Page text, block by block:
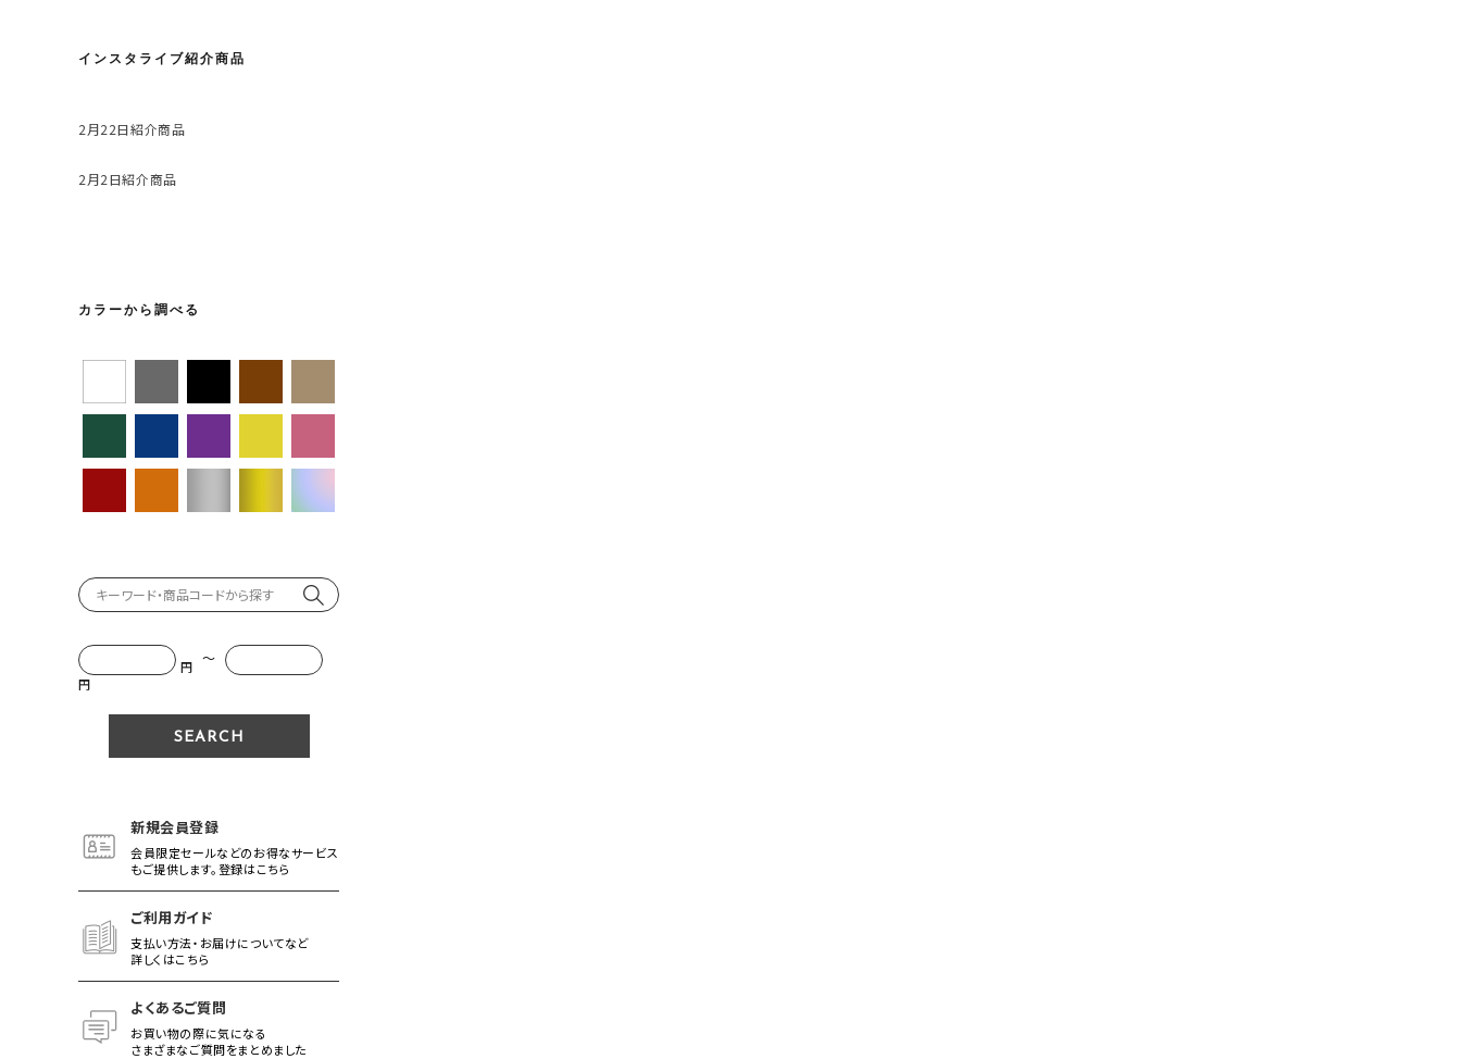
インスタライブ紹介商品
2月22日紹介商品
2月2日紹介商品
カラーから調べる
円 ～
円
新規会員登録
会員限定セールなどのお得なサービス
もご提供します。登録はこちら
ご利用ガイド
支払い方法・お届けについてなど
詳しくはこちら
よくあるご質問
お買い物の際に気になる
さまざまなご質問をまとめました